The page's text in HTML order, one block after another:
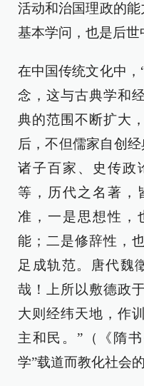
活动和治国理政的能
基本学问，也是后世
在中国传统文化中
念，这与古典学和
典的范围不断扩大
后，不但儒家自创经
诸子百家、史传政
等，历代之名著，
准，一是思想性，
能；二是修辞性，
足成轨范。唐代魏
哉！上所以敷德政
大则经纬天地，作
主和民。”（《隋
学”载道而教化社会的